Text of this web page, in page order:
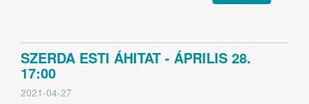
SZERDA ESTI ÁHITAT - ÁPRILIS 28.
17:00
2021-04-27